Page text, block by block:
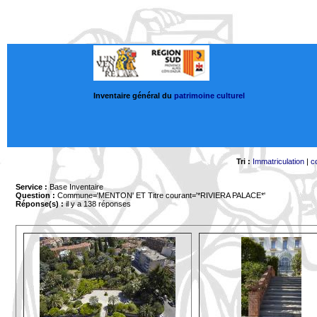
Inventaire général du patrimoine culturel
Tri : Immatriculation|
Service : Base Inventaire
Question : Commune='MENTON' ET Titre courant='*RIVIERA PALACE*'
Réponse(s) :il y a 138 réponses